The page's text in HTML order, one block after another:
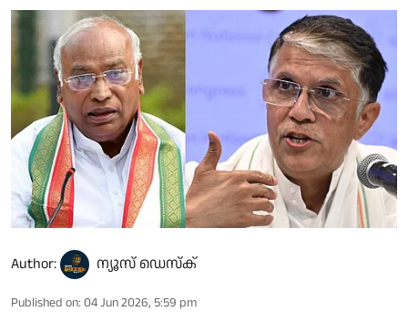
Author: ന്യൂസ് ഡെസ്ക്
Published on: 04 Jun 2026, 5:59 pm